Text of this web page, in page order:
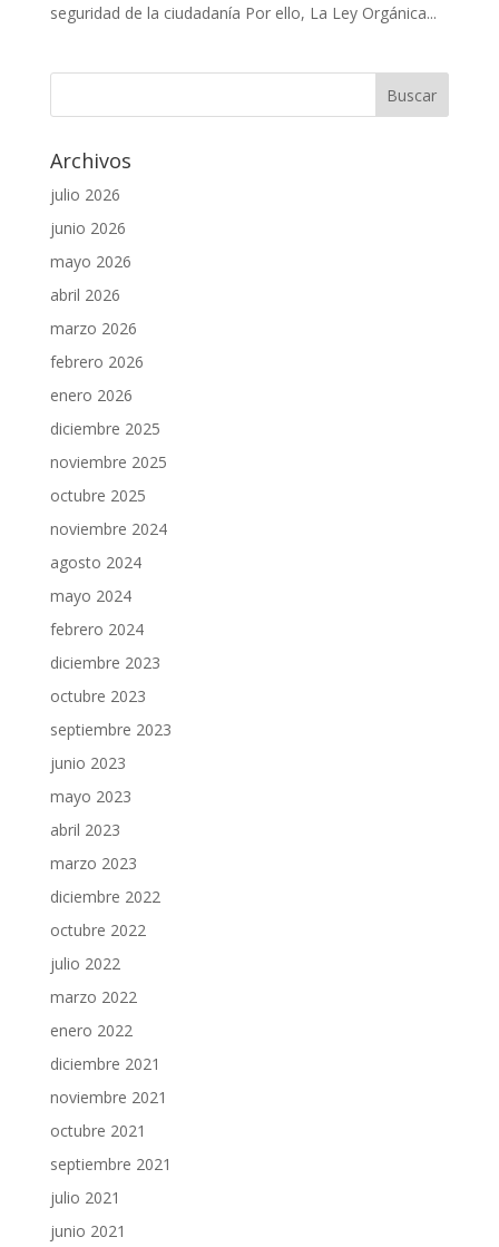
seguridad de la ciudadanía Por ello, La Ley Orgánica...
Archivos
julio 2026
junio 2026
mayo 2026
abril 2026
marzo 2026
febrero 2026
enero 2026
diciembre 2025
noviembre 2025
octubre 2025
noviembre 2024
agosto 2024
mayo 2024
febrero 2024
diciembre 2023
octubre 2023
septiembre 2023
junio 2023
mayo 2023
abril 2023
marzo 2023
diciembre 2022
octubre 2022
julio 2022
marzo 2022
enero 2022
diciembre 2021
noviembre 2021
octubre 2021
septiembre 2021
julio 2021
junio 2021